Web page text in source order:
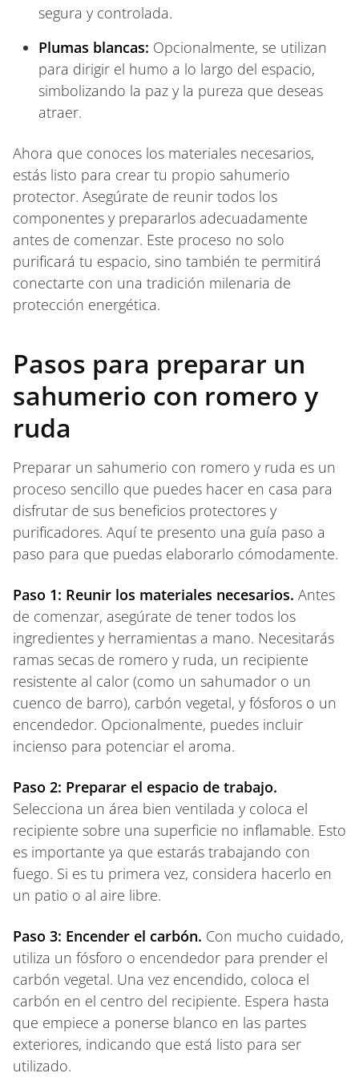
segura y controlada.
Plumas blancas: Opcionalmente, se utilizan
para dirigir el humo a lo largo del espacio,
simbolizando la paz y la pureza que deseas
atraer.
Ahora que conoces los materiales necesarios,
estás listo para crear tu propio sahumerio
protector. Asegúrate de reunir todos los
componentes y prepararlos adecuadamente
antes de comenzar. Este proceso no solo
purificará tu espacio, sino también te permitirá
conectarte con una tradición milenaria de
protección energética.
Pasos para preparar un
sahumerio con romero y
ruda
Preparar un sahumerio con romero y ruda es un
proceso sencillo que puedes hacer en casa para
disfrutar de sus beneficios protectores y
purificadores. Aquí te presento una guía paso a
paso para que puedas elaborarlo cómodamente.
Paso 1: Reunir los materiales necesarios. Antes
de comenzar, asegúrate de tener todos los
ingredientes y herramientas a mano. Necesitarás
ramas secas de romero y ruda, un recipiente
resistente al calor (como un sahumador o un
cuenco de barro), carbón vegetal, y fósforos o un
encendedor. Opcionalmente, puedes incluir
incienso para potenciar el aroma.
Paso 2: Preparar el espacio de trabajo.
Selecciona un área bien ventilada y coloca el
recipiente sobre una superficie no inflamable. Esto
es importante ya que estarás trabajando con
fuego. Si es tu primera vez, considera hacerlo en
un patio o al aire libre.
Paso 3: Encender el carbón. Con mucho cuidado,
utiliza un fósforo o encendedor para prender el
carbón vegetal. Una vez encendido, coloca el
carbón en el centro del recipiente. Espera hasta
que empiece a ponerse blanco en las partes
exteriores, indicando que está listo para ser
utilizado.